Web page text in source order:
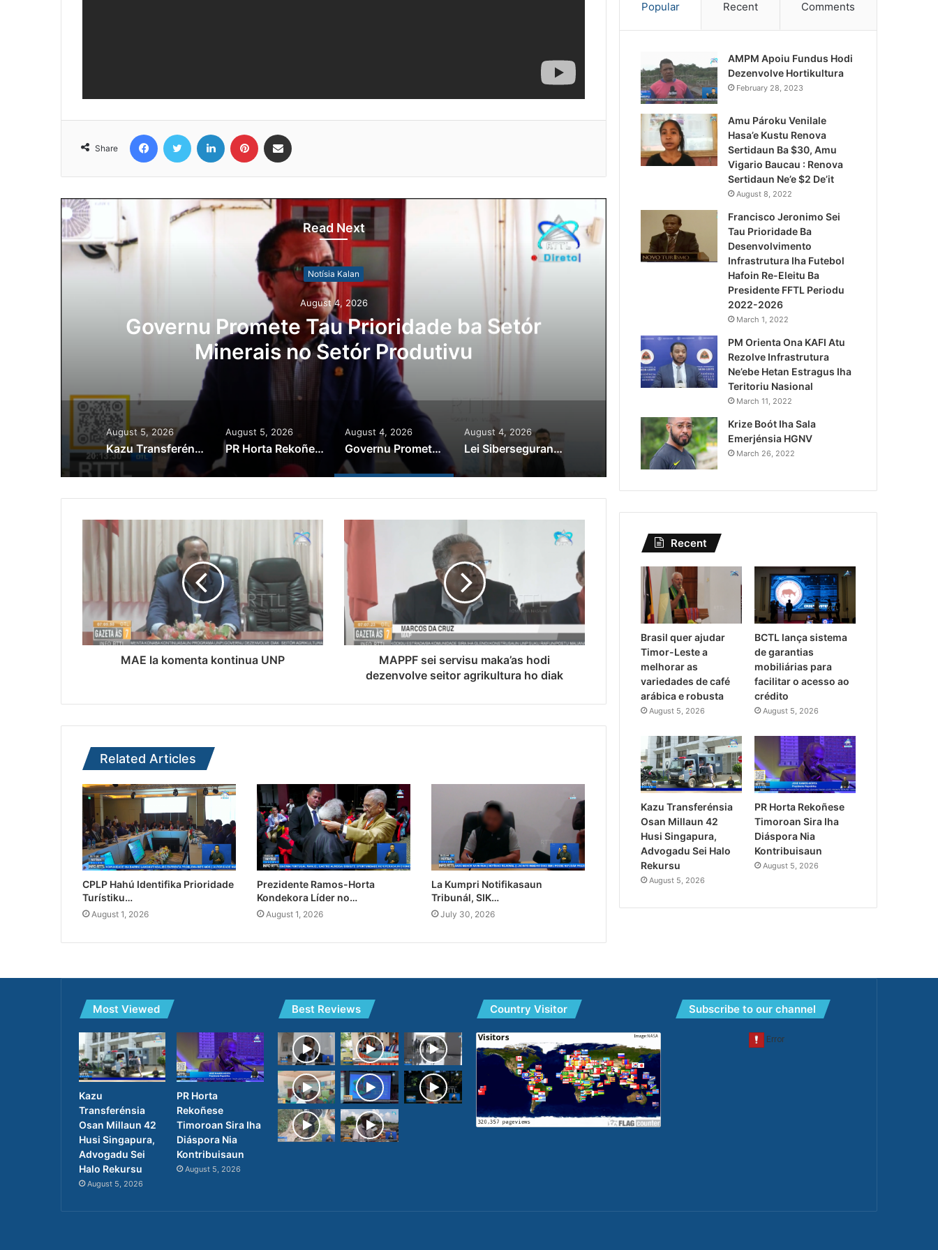
Share
Read Next
Notísia Kalan
August 4, 2026
Governu Promete Tau Prioridade ba Setór
Minerais no Setór Produtivu
Lei Siberseguransa Ajuda
Kaptura Autór Kriminozu
Estranjeiru
August 5, 2026
Kazu Transferénsia Osan Millaun 42 Husi Singapura, Advogadu Sei Halo Rekursu
August 5, 2026
PR Horta Rekoñese Timoroan Sira Iha Diáspora Nia Kontribuisaun
August 4, 2026
Governu Promete Tau Prioridade ba Setór Minerais no Setór Produtivu
August 4, 2026
Lei Siberseguransa Ajuda Autoridade Polisiál Kaptura Autór Kriminozu ho Paradeiru Iha Estranjeiru
MAE la komenta kontinua UNP
MAPPF sei servisu maka’as hodi
dezenvolve seitor agrikultura ho diak
Related Articles
CPLP Hahú Identifika Prioridade
Turístiku…
August 1, 2026
Prezidente Ramos-Horta
Kondekora Líder no…
August 1, 2026
La Kumpri Notifikasaun
Tribunál, SIK…
July 30, 2026
Popular Recent Comments
AMPM Apoiu Fundus Hodi
Dezenvolve Hortikultura
February 28, 2023
Amu Pároku Venilale
Hasa’e Kustu Renova
Sertidaun Ba $30, Amu
Vigario Baucau : Renova
Sertidaun Ne’e $2 De’it
August 8, 2022
Francisco Jeronimo Sei
Tau Prioridade Ba
Desenvolvimento
Infrastrutura Iha Futebol
Hafoin Re-Eleitu Ba
Presidente FFTL Periodu
2022-2026
March 1, 2022
PM Orienta Ona KAFI Atu
Rezolve Infrastrutura
Ne’ebe Hetan Estragus Iha
Teritoriu Nasional
March 11, 2022
Krize Boót Iha Sala
Emerjénsia HGNV
March 26, 2022
Recent
Brasil quer ajudar
Timor-Leste a
melhorar as
variedades de café
arábica e robusta
August 5, 2026
BCTL lança sistema
de garantias
mobiliárias para
facilitar o acesso ao
crédito
August 5, 2026
Kazu Transferénsia
Osan Millaun 42
Husi Singapura,
Advogadu Sei Halo
Rekursu
August 5, 2026
PR Horta Rekoñese
Timoroan Sira Iha
Diáspora Nia
Kontribuisaun
August 5, 2026
Most Viewed
Kazu
Transferénsia
Osan Millaun 42
Husi Singapura,
Advogadu Sei
Halo Rekursu
August 5, 2026
PR Horta
Rekoñese
Timoroan Sira Iha
Diáspora Nia
Kontribuisaun
August 5, 2026
Best Reviews Country Visitor Subscribe to our channel